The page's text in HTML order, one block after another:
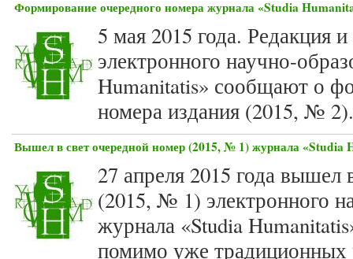
Формирование очередного номера журнала «Studia
5 мая 2015 года. Редакция
электронного научно-
Humanitatis» сообщают о
номера издания (2015, № 2).
Вышел в свет очередной номер (2015, № 1) журнала «Studia
27 апреля 2015 года вышел
(2015, № 1) электронного
журнала «Studia
помимо уже